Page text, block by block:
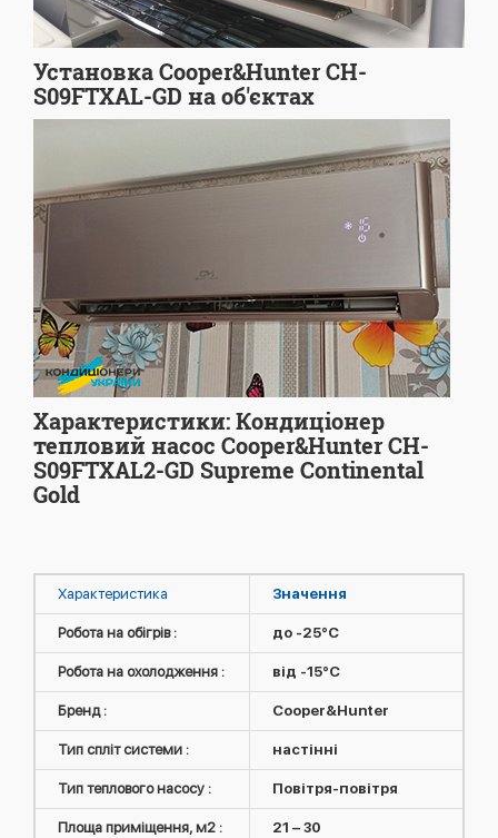
Установка Cooper&Hunter CH-
S09FTXAL-GD на об'єктах
Характеристики: Кондиціонер
тепловий насос Cooper&Hunter CH-
S09FTXAL2-GD Supreme Continental
Gold
Характеристика Значення
Робота на обігрів : до -25°C
Робота на охолодження : від -15°C
Бренд : Cooper&Hunter
Тип спліт системи : настінні
Тип теплового насосу : Повітря-повітря
Площа приміщення, м2 : 21 – 30